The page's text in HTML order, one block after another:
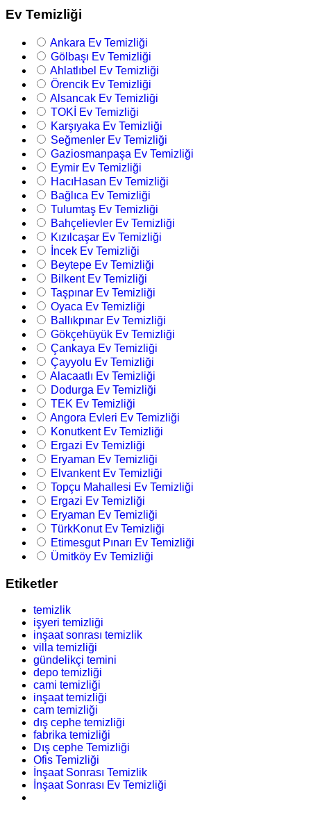
Ev Temizliği
Ankara Ev Temizliği
Gölbaşı Ev Temizliği
Ahlatlıbel Ev Temizliği
Örencik Ev Temizliği
Alsancak Ev Temizliği
TOKİ Ev Temizliği
Karşıyaka Ev Temizliği
Seğmenler Ev Temizliği
Gaziosmanpaşa Ev Temizliği
Eymir Ev Temizliği
HacıHasan Ev Temizliği
Bağlıca Ev Temizliği
Tulumtaş Ev Temizliği
Bahçelievler Ev Temizliği
Kızılcaşar Ev Temizliği
İncek Ev Temizliği
Beytepe Ev Temizliği
Bilkent Ev Temizliği
Taşpınar Ev Temizliği
Oyaca Ev Temizliği
Ballıkpınar Ev Temizliği
Gökçehüyük Ev Temizliği
Çankaya Ev Temizliği
Çayyolu Ev Temizliği
Alacaatlı Ev Temizliği
Dodurga Ev Temizliği
TEK Ev Temizliği
Angora Evleri Ev Temizliği
Konutkent Ev Temizliği
Ergazi Ev Temizliği
Eryaman Ev Temizliği
Elvankent Ev Temizliği
Topçu Mahallesi Ev Temizliği
Ergazi Ev Temizliği
Eryaman Ev Temizliği
TürkKonut Ev Temizliği
Etimesgut Pınarı Ev Temizliği
Ümitköy Ev Temizliği
Etiketler
temizlik
işyeri temizliği
inşaat sonrası temizlik
villa temizliği
gündelikçi temini
depo temizliği
cami temizliği
inşaat temizliği
cam temizliği
dış cephe temizliği
fabrika temizliği
Dış cephe Temizliği
Ofis Temizliği
İnşaat Sonrası Temizlik
İnşaat Sonrası Ev Temizliği